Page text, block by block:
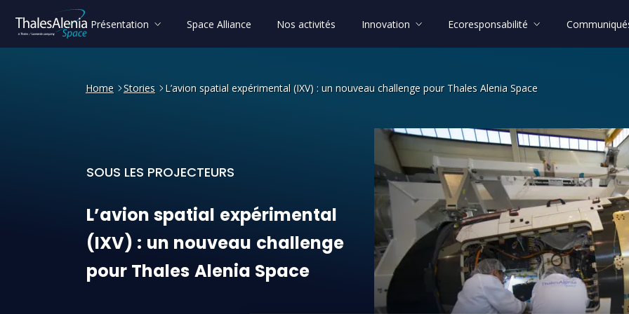
Présentation Space Alliance Nos activités Innovation Ecoresponsabilité
Home Stories L’avion spatial expérimental (IXV) : un nouveau challenge pour Thales Alenia Space
SOUS LES PROJECTEURS
L’avion spatial expérimental (IXV) : un nouveau challenge pour
L’avion spatial expérimental
(IXV) : un nouveau challenge
pour Thales Alenia Space